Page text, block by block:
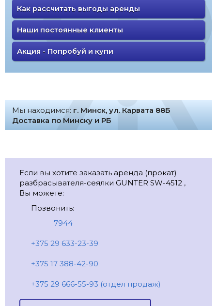
Как рассчитать выгоды аренды
Наши постоянные клиенты
Акция - Попробуй и купи
Мы находимся: г. Минск, ул. Карвата 88Б
Доставка по Минску и РБ
Если вы хотите заказать аренда (прокат)
разбрасывателя-сеялки GUNTER SW-4512 ,
Вы можете:
Позвонить:
7944
+375 29 633-23-39
+375 17 388-42-90
+375 29 666-55-93 (отдел продаж)